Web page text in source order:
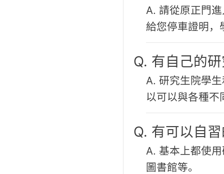
A. 請從原正門
給您停車證明，
Q. 有自己的
A. 研究生院學
以可以與各種不
Q. 有可以自
A. 基本上都使
圖書館等。